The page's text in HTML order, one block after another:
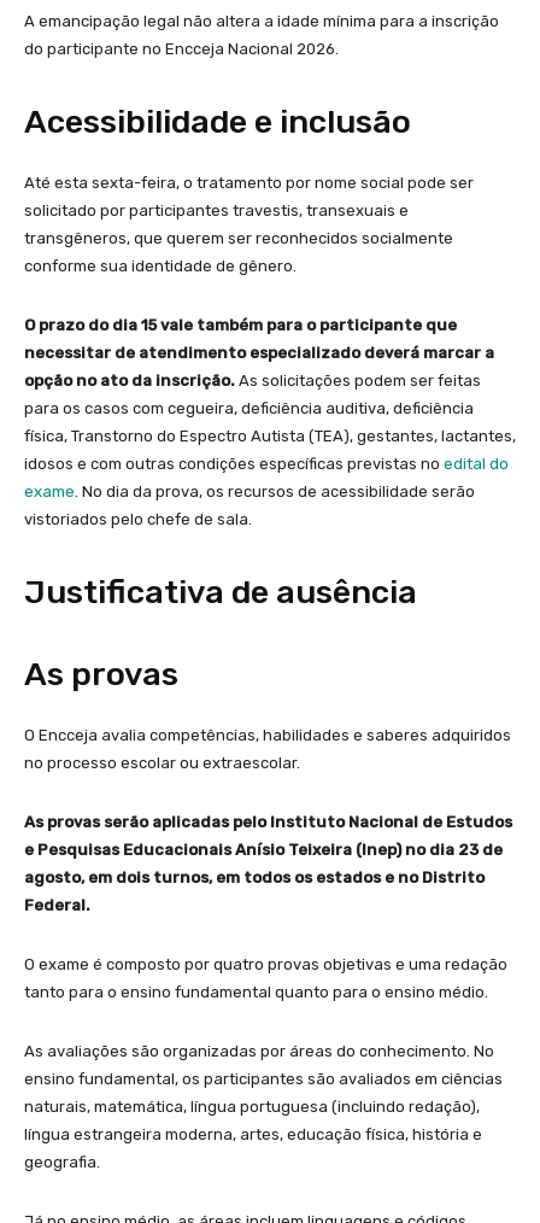
A emancipação legal não altera a idade mínima para a inscrição
do participante no Encceja Nacional 2026.
Acessibilidade e inclusão
Até esta sexta-feira, o tratamento por nome social pode ser
solicitado por participantes travestis, transexuais e
transgêneros, que querem ser reconhecidos socialmente
conforme sua identidade de gênero.
O prazo do dia 15 vale também para o participante que
necessitar de atendimento especializado deverá marcar a
opção no ato da inscrição. As solicitações podem ser feitas
para os casos com cegueira, deficiência auditiva, deficiência
física, Transtorno do Espectro Autista (TEA), gestantes, lactantes,
idosos e com outras condições específicas previstas no edital do
exame . No dia da prova, os recursos de acessibilidade serão
vistoriados pelo chefe de sala.
Justificativa de ausência
As provas
O Encceja avalia competências, habilidades e saberes adquiridos
no processo escolar ou extraescolar.
As provas serão aplicadas pelo Instituto Nacional de Estudos
e Pesquisas Educacionais Anísio Teixeira (Inep) no dia 23 de
agosto, em dois turnos, em todos os estados e no Distrito
Federal.
O exame é composto por quatro provas objetivas e uma redação
tanto para o ensino fundamental quanto para o ensino médio.
As avaliações são organizadas por áreas do conhecimento. No
ensino fundamental, os participantes são avaliados em ciências
naturais, matemática, língua portuguesa (incluindo redação),
língua estrangeira moderna, artes, educação física, história e
geografia.